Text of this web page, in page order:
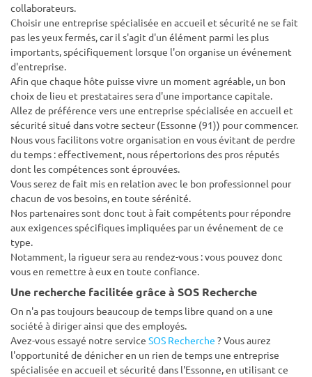
collaborateurs.
Choisir une entreprise spécialisée en accueil et sécurité ne se fait
pas les yeux fermés, car il s'agit d'un élément parmi les plus
importants, spécifiquement lorsque l'on organise un événement
d'entreprise.
Afin que chaque hôte puisse vivre un moment agréable, un bon
choix de lieu et prestataires sera d'une importance capitale.
Allez de préférence vers une entreprise spécialisée en accueil et
sécurité situé dans votre secteur (Essonne (91)) pour commencer.
Nous vous facilitons votre organisation en vous évitant de perdre
du temps : effectivement, nous répertorions des pros réputés
dont les compétences sont éprouvées.
Vous serez de fait mis en relation avec le bon professionnel pour
chacun de vos besoins, en toute sérénité.
Nos partenaires sont donc tout à fait compétents pour répondre
aux exigences spécifiques impliquées par un événement de ce
type.
Notamment, la rigueur sera au rendez-vous : vous pouvez donc
vous en remettre à eux en toute confiance.
Une recherche facilitée grâce à SOS Recherche
On n'a pas toujours beaucoup de temps libre quand on a une
société à diriger ainsi que des employés.
Avez-vous essayé notre service SOS Recherche ? Vous aurez
l'opportunité de dénicher en un rien de temps une entreprise
spécialisée en accueil et sécurité dans l'Essonne, en utilisant ce